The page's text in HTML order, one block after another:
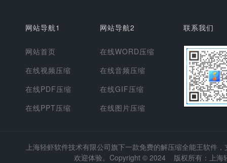
网站导航1
网站首页
在线视频压缩
在线PDF压缩
在线PPT压缩
网站导航2
在线WORD压缩
在线音频压缩
在线GIF压缩
在线图片压缩
联系我们
上海轻虾软件技术有限公司旗下一款免费的解压缩全能王软件
欢迎体验。Copyright © 2024 版权所有：上